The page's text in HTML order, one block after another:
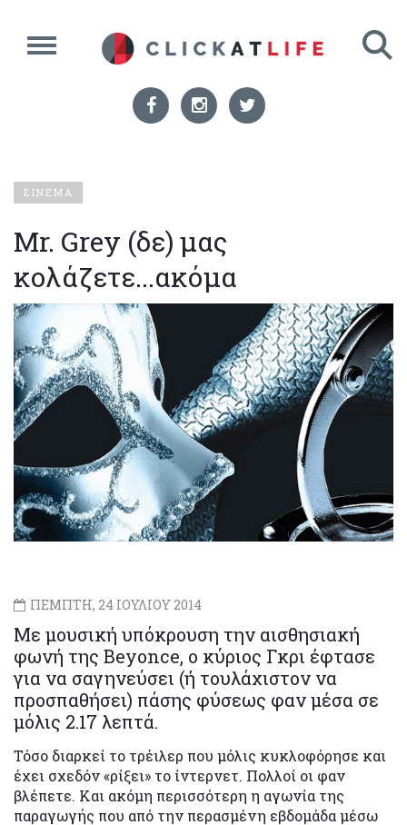
ΣΙΝΕΜΑ
Mr. Grey (δε) μας
κολάζετε...ακόμα
ΠΕΜΠΤΗ, 24 ΙΟΥΛΙΟΥ 2014
Με μουσική υπόκρουση την αισθησιακή
φωνή της Beyonce, o κύριος Γκρι έφτασε
για να σαγηνεύσει (ή τουλάχιστον να
προσπαθήσει) πάσης φύσεως φαν μέσα σε
μόλις 2.17 λεπτά.
Τόσο διαρκεί το τρέιλερ που μόλις κυκλοφόρησε και
έχει σχεδόν «ρίξει» το ίντερνετ. Πολλοί οι φαν
βλέπετε. Και ακόμη περισσότερη η αγωνία της
παραγωγής που από την περασμένη εβδομάδα μέσω